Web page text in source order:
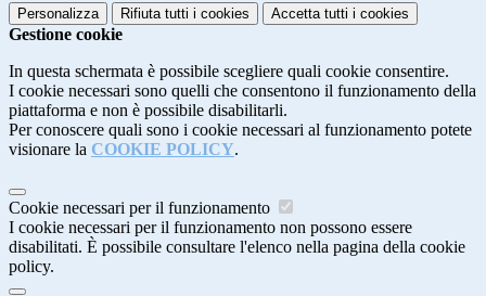
Personalizza Rifiuta tutti i cookies Accetta tutti i cookies
Gestione cookie
In questa schermata è possibile scegliere quali cookie consentire.
I cookie necessari sono quelli che consentono il funzionamento della
piattaforma e non è possibile disabilitarli.
Per conoscere quali sono i cookie necessari al funzionamento potete
visionare la COOKIE POLICY.
Cookie necessari per il funzionamento
I cookie necessari per il funzionamento non possono essere
disabilitati. È possibile consultare l'elenco nella pagina della cookie
policy.